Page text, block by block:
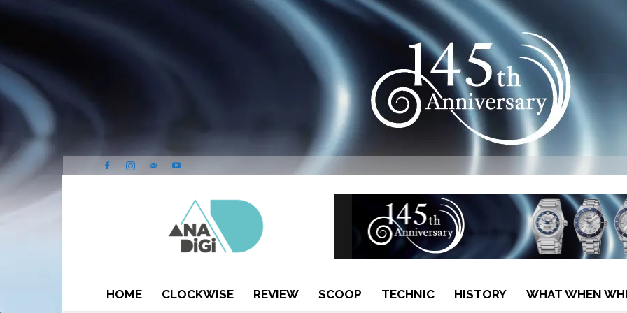
HOME CLOCKWISE REVIEW SCOOP TECHNIC HISTORY WHAT WHEN